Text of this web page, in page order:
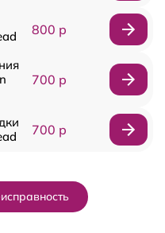
800 р
700 р
700 р